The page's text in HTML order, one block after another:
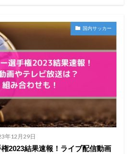
国内サッカー
年12月29日
2023結果速報！ライブ配信動画